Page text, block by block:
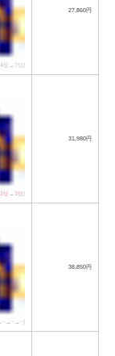
4位 →7位]
27,860円
2位 →3位]
31,980円
38,850円